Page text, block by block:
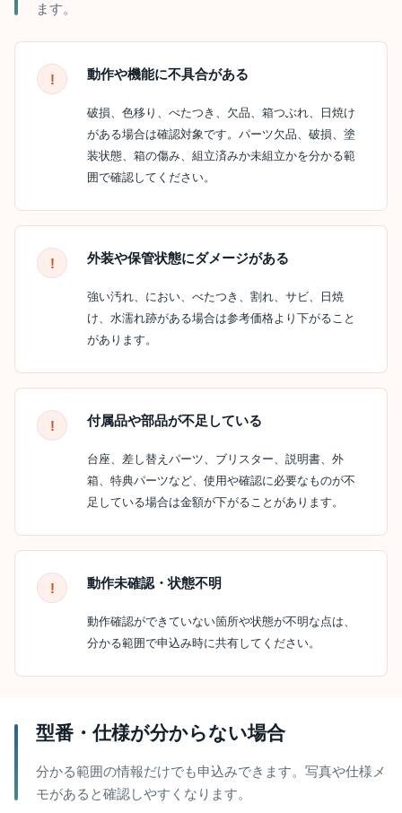
ます。
動作や機能に不具合がある
破損、色移り、べたつき、欠品、箱つぶれ、日焼け
がある場合は確認対象です。パーツ欠品、破損、塗
装状態、箱の傷み、組立済みか未組立かを分かる範
囲で確認してください。
外装や保管状態にダメージがある
強い汚れ、におい、べたつき、割れ、サビ、日焼
け、水濡れ跡がある場合は参考価格より下がること
があります。
付属品や部品が不足している
台座、差し替えパーツ、ブリスター、説明書、外
箱、特典パーツなど、使用や確認に必要なものが不
足している場合は金額が下がることがあります。
動作未確認・状態不明
動作確認ができていない箇所や状態が不明な点は、
分かる範囲で申込み時に共有してください。
型番・仕様が分からない場合
分かる範囲の情報だけでも申込みできます。写真や仕様メ
モがあると確認しやすくなります。